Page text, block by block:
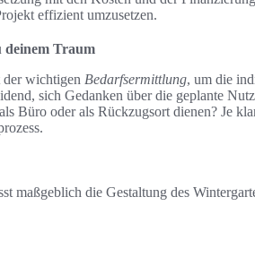
effizient umzusetzen.
deinem Traum
der wichtigen Bedarfsermittlung, um die
sich Gedanken über die geplante
Büro oder als Rückzugsort dienen? Je
maßgeblich die Gestaltung des